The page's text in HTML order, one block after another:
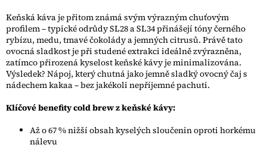
Keňská káva je přitom známá svým výrazným chuťovým
profilem – typické odrůdy SL28 a SL34 přinášejí tóny černého
rybízu, medu, tmavé čokolády a jemných citrusů. Právě tato
ovocná sladkost je při studené extrakci ideálně zvýrazněna,
zatímco přirozená kyselost keňské kávy je minimalizována.
Výsledek? Nápoj, který chutná jako jemně sladký ovocný čaj s
nádechem kakaa – bez jakékoli nepříjemné pachuti.
Klíčové benefity cold brew z keňské kávy:
Až o 67 % nižší obsah kyselých sloučenin oproti horkému
nálevu